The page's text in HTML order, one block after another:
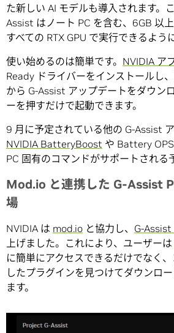
た新しい AI モデルも導入されます。
Assist はノート PC を含む、6GB 以
すべての RTX GPU で実行できるよう
使い始めるのは簡単です。 NVIDIA ア
Ready ドライバーをインストールし
から G-Assist アップデートをダウン
ーを押すだけで起動できます。
9 月に予定されている他の G-Assist
NVIDIA BatteryBoost や Battery
PC 固有のコマンドがサポートされる
Mod.io と連携した G-Assist
場
NVIDIA は mod.io と協力し、 G-
上げました。これにより、ユーザーは
に簡単にアクセスできるだけでなく
したプラグインを見つけてダウンロ
ます。